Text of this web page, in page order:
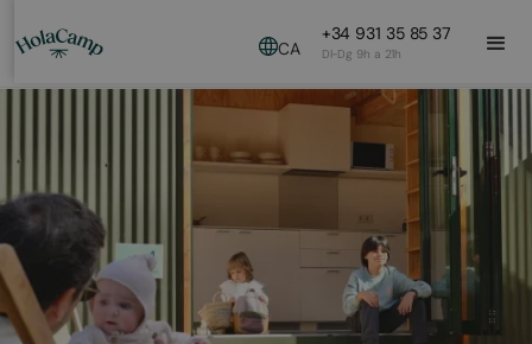
CA
+34 931 35 85 37
Dl-Dg 9h a 21h